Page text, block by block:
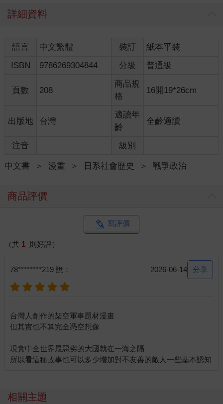
詳細資料
語言 中文繁體 裝訂
紙本平裝
ISBN
9786269304844 分級 普通級
頁數 208
商品規
格
16開19*26cm
出版地 台灣
適讀年
齡
全齡適讀
注音 級別
中文書 ＞ 漫畫 ＞ 日系社會歷史 ＞ 戰爭政治
商品評價
寫評價
（共 1 則好評）
78********219 說： 2026-06-14 分享
台灣人創作的架空軍事題材漫畫
但其實也不算完全憑空想像
現實中全世界最惡劣的大國就在一海之隔
相關主題